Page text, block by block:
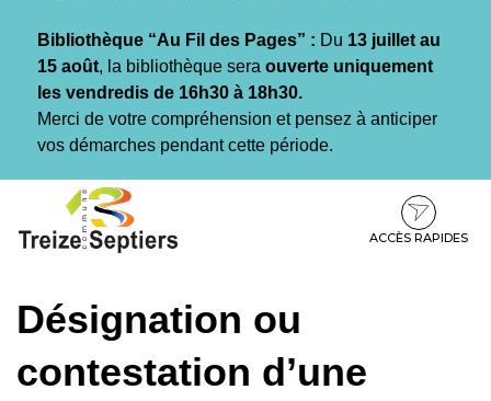
Bibliothèque “Au Fil des Pages” : Du 13 juillet au
15 août, la bibliothèque sera ouverte uniquement
les vendredis de 16h30 à 18h30.
Merci de votre compréhension et pensez à anticiper
vos démarches pendant cette période.
contenu
pied
ACCÈS RAPIDES
Désignation ou
contestation d’une